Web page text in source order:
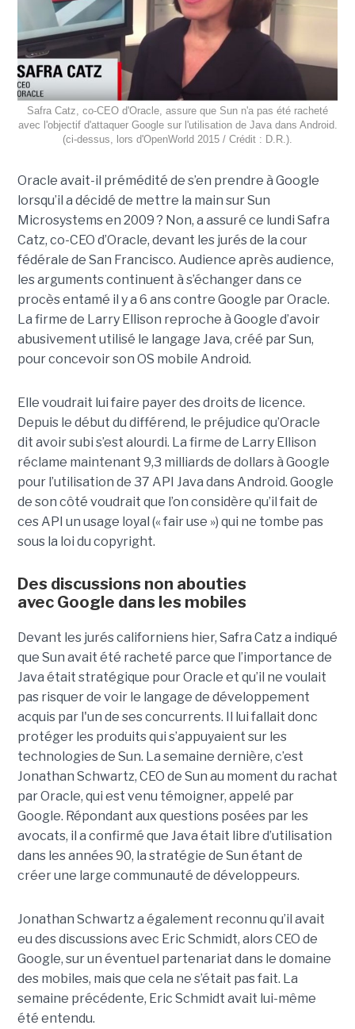
Safra Catz, co-CEO d'Oracle, assure que Sun n'a pas été racheté
avec l'objectif d'attaquer Google sur l'utilisation de Java dans Android.
(ci-dessus, lors d'OpenWorld 2015 / Crédit : D.R.).
Oracle avait-il prémédité de s’en prendre à Google
lorsqu’il a décidé de mettre la main sur Sun
Microsystems en 2009 ? Non, a assuré ce lundi Safra
Catz, co-CEO d’Oracle, devant les jurés de la cour
fédérale de San Francisco. Audience après audience,
les arguments continuent à s’échanger dans ce
procès entamé il y a 6 ans contre Google par Oracle.
La firme de Larry Ellison reproche à Google d’avoir
abusivement utilisé le langage Java, créé par Sun,
pour concevoir son OS mobile Android.
Elle voudrait lui faire payer des droits de licence.
Depuis le début du différend, le préjudice qu’Oracle
dit avoir subi s’est alourdi. La firme de Larry Ellison
réclame maintenant 9,3 milliards de dollars à Google
pour l’utilisation de 37 API Java dans Android. Google
de son côté voudrait que l’on considère qu’il fait de
ces API un usage loyal (« fair use ») qui ne tombe pas
sous la loi du copyright.
Des discussions non abouties
avec Google dans les mobiles
Devant les jurés californiens hier, Safra Catz a indiqué
que Sun avait été racheté parce que l’importance de
Java était stratégique pour Oracle et qu’il ne voulait
pas risquer de voir le langage de développement
acquis par l'un de ses concurrents. Il lui fallait donc
protéger les produits qui s’appuyaient sur les
technologies de Sun. La semaine dernière, c’est
Jonathan Schwartz, CEO de Sun au moment du rachat
par Oracle, qui est venu témoigner, appelé par
Google. Répondant aux questions posées par les
avocats, il a confirmé que Java était libre d’utilisation
dans les années 90, la stratégie de Sun étant de
créer une large communauté de développeurs.
Jonathan Schwartz a également reconnu qu’il avait
eu des discussions avec Eric Schmidt, alors CEO de
Google, sur un éventuel partenariat dans le domaine
des mobiles, mais que cela ne s’était pas fait. La
semaine précédente, Eric Schmidt avait lui-même
été entendu.